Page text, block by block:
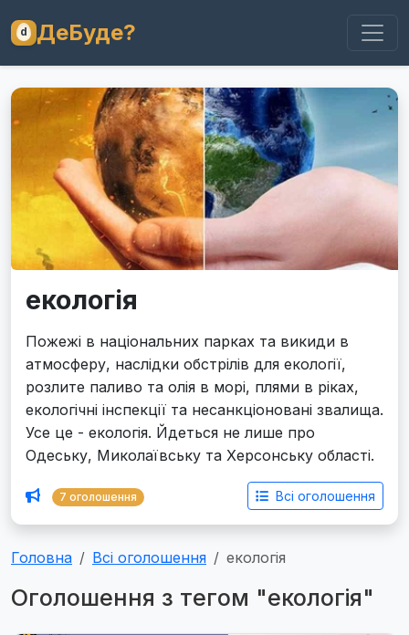
ДеБуде?
екологія
Пожежі в національних парках та викиди в
атмосферу, наслідки обстрілів для екології,
розлите паливо та олія в морі, плями в ріках,
екологічні інспекції та несанкціоновані звалища.
Усе це - екологія. Йдеться не лише про
Одеську, Миколаївську та Херсонську області.
7 оголошення Всі оголошення
Головна Всі оголошення екологія
Оголошення з тегом "екологія"